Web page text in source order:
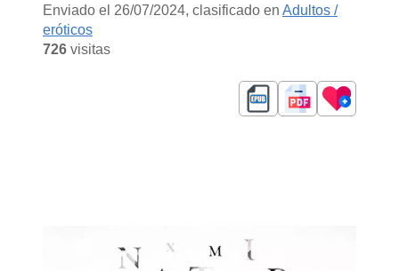
Enviado el 26/07/2024, clasificado en Adultos /
eróticos
726visitas